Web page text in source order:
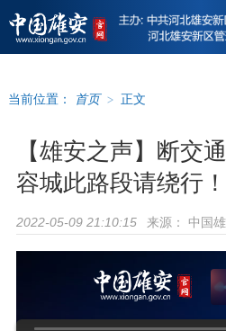
当前位置： 首页 > 正文
【雄安之声】断交
容城此路段请绕行！
2022-05-09 21:10:15 来源： 中国